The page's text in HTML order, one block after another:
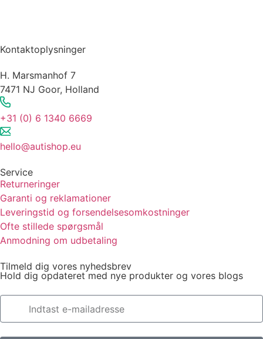
Kontaktoplysninger
H. Marsmanhof 7
7471 NJ Goor, Holland
+31 (0) 6 1340 6669
hello@autishop.eu
Service
Returneringer
Garanti og reklamationer
Leveringstid og forsendelsesomkostninger
Ofte stillede spørgsmål
Anmodning om udbetaling
Tilmeld dig vores nyhedsbrev
Hold dig opdateret med nye produkter og vores blogs